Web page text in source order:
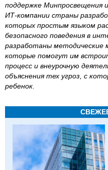
поддержке Минпросвещения
ИТ-компании страны
которых простым языком
безопасного поведения в
разработаны методические
которые помогут им
процесс и внеурочную
объяснения тех угроз, с
ребенок.